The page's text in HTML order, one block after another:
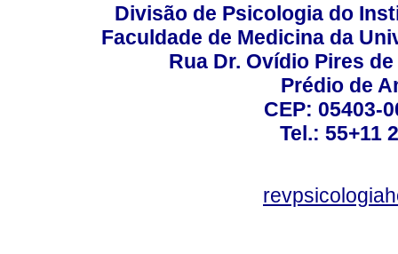
Divisão de Psicologia do
Faculdade de Medicina da
Rua Dr. Ovídio Pires
Prédio de
CEP: 05403-
Tel.: 55+11